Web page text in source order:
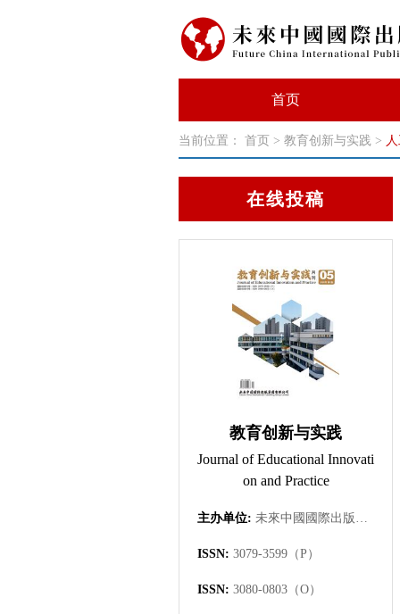
首页
当前位置： 首页 > 教育创新与实践 >
在线投稿
教育创新与实践
Journal of Educational Innovati
on and Practice
主办单位: 未來中國國際出版集團有限公司
ISSN: 3079-3599（P）
ISSN: 3080-0803（O）